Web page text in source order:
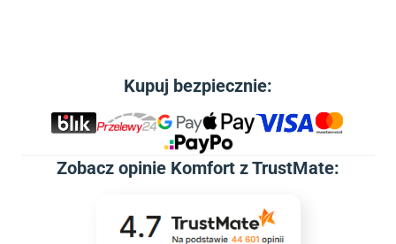
Kupuj bezpiecznie:
Zobacz opinie Komfort z TrustMate: